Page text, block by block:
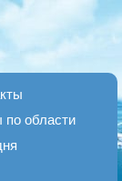
по области